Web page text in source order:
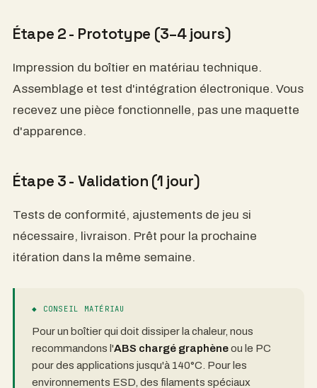
Envíanos tu archivo CAD. Analizamos las
limitaciones de integración (holguras de montaje,
maquinabilidad, inserción de componentes) y
proponemos optimizaciones antes de la impresión.
La carcasa se imprime con material técnico. A
continuación, se ensambla y prueba la integración
electrónica. Recibirá una pieza funcional, no solo un
prototipo.
Paso 3 - Validación (1 día)
Pruebas de conformidad, ajustes del juego si es
necesario, entrega. Listo para la siguiente iteración
en la misma semana.